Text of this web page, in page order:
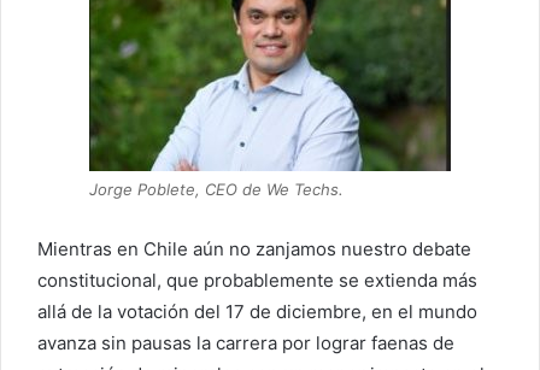
Jorge Poblete, CEO de We Techs.
Mientras en Chile aún no zanjamos nuestro debate
constitucional, que probablemente se extienda más
allá de la votación del 17 de diciembre, en el mundo
avanza sin pausas la carrera por lograr faenas de